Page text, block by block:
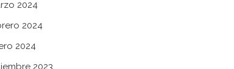
2024
2024
2024
2023